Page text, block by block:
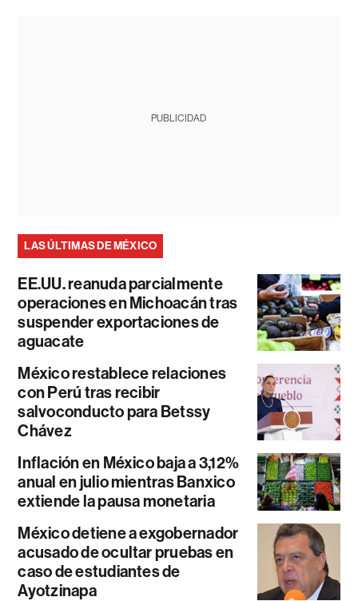
PUBLICIDAD
LAS ÚLTIMAS DE MÉXICO
EE.UU. reanuda parcialmente
operaciones en Michoacán tras
suspender exportaciones de
aguacate
México restablece relaciones
con Perú tras recibir
salvoconducto para Betssy
Chávez
Inflación en México baja a 3,12%
anual en julio mientras Banxico
extiende la pausa monetaria
México detiene a exgobernador
acusado de ocultar pruebas en
caso de estudiantes de
Ayotzinapa